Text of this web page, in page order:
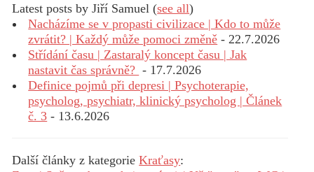
Latest posts by Jiří Samuel(see all)
Nacházíme se v propasti civilizace | Kdo to může
zvrátit? | Každý může pomoci změně - 22.7.2026
Střídání času | Zastaralý koncept času | Jak
nastavit čas správně? - 17.7.2026
Definice pojmů při depresi | Psychoterapie,
psycholog, psychiatr, klinický psycholog | Článek
č. 3 - 13.6.2026
Další články z kategorieKraťasy: